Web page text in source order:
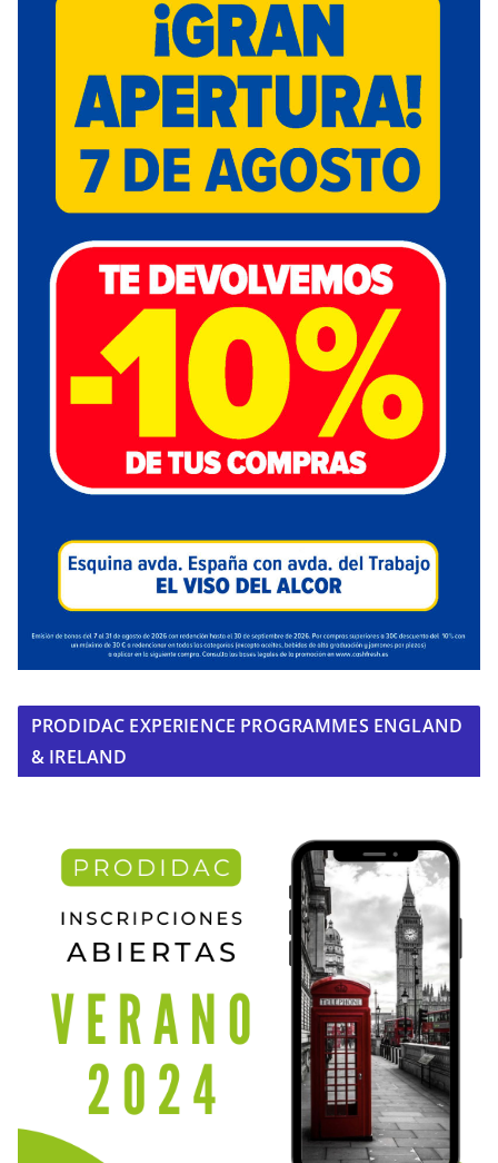
PRODIDAC EXPERIENCE PROGRAMMES ENGLAND
& IRELAND